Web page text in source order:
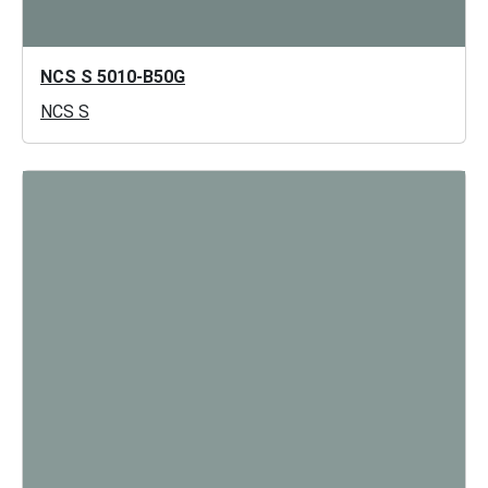
NCS S 5010-B50G
NCS S